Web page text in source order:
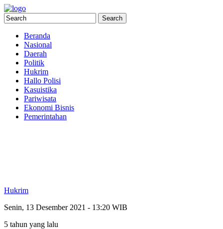
Beranda
Nasional
Daerah
Politik
Hukrim
Hallo Polisi
Kasuistika
Pariwisata
Ekonomi Bisnis
Pemerintahan
Hukrim
Senin, 13 Desember 2021 - 13:20 WIB
5 tahun yang lalu